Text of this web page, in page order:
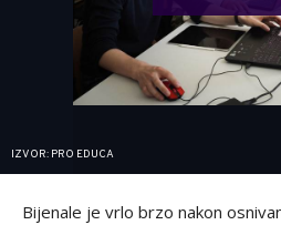
IZVOR: PRO EDUCA
Bijenale je vrlo brzo nakon